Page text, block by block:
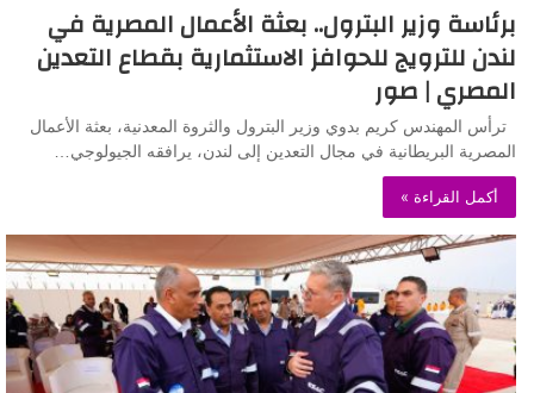
برئاسة وزير البترول.. بعثة الأعمال المصرية في
لندن للترويج للحوافز الاستثمارية بقطاع التعدين
المصري | صور
ترأس المهندس كريم بدوي وزير البترول والثروة المعدنية، بعثة الأعمال
المصرية البريطانية في مجال التعدين إلى لندن، يرافقه الجيولوجي…
أكمل القراءة »